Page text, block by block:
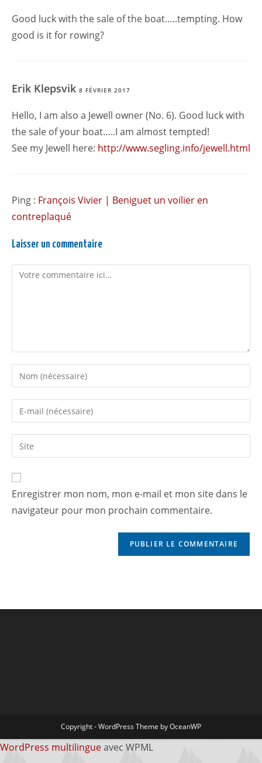
Good luck with the sale of the boat…..tempting. How
good is it for rowing?
Erik Klepsvik 8 FÉVRIER 2017
Hello, I am also a Jewell owner (No. 6). Good luck with
the sale of your boat…..I am almost tempted!
See my Jewell here: http://www.segling.info/jewell.html
Ping : François Vivier | Beniguet un voilier en
contreplaqué
Laisser un commentaire
Enregistrer mon nom, mon e-mail et mon site dans le
navigateur pour mon prochain commentaire.
Copyright - WordPress Theme by OceanWP
WordPress multilingueavec WPML